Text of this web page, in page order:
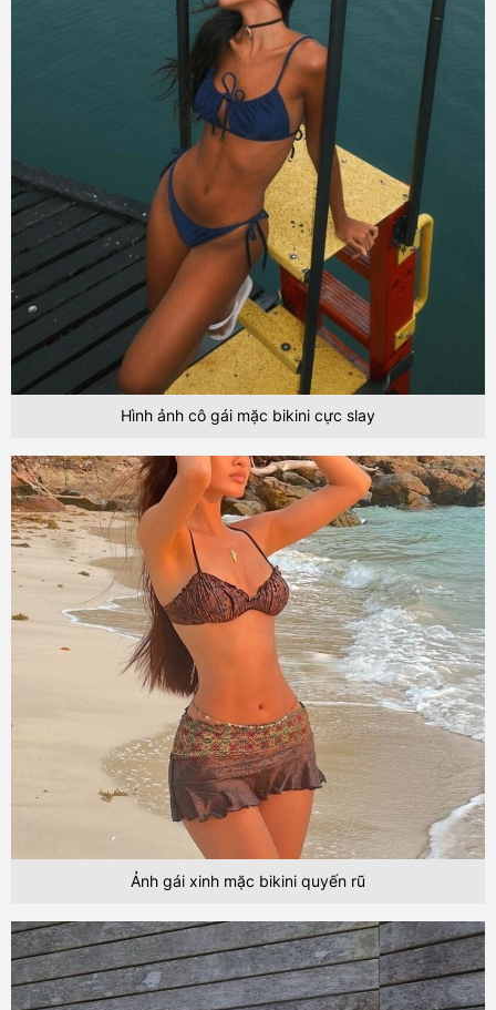
Hình ảnh cô gái mặc bikini cực slay
Ảnh gái xinh mặc bikini quyến rũ